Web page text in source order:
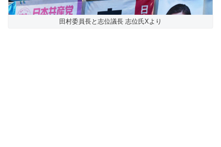
田村委員長と志位議長 志位氏Xより